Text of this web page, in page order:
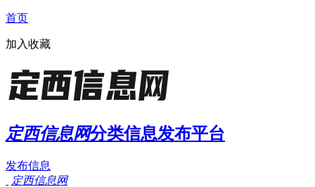
首页
加入收藏
定西信息网分类信息发布平台
发布信息
定西信息网